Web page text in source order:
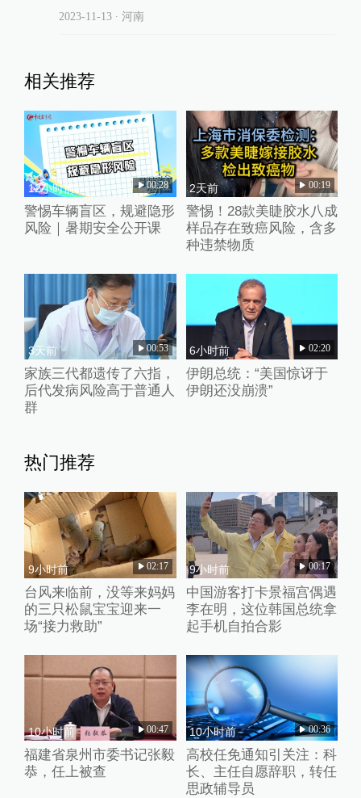
2023-11-13∙ 河南
相关推荐
12小时前 00:28
警惕车辆盲区，规避隐形
风险｜暑期安全公开课
2天前 00:19
警惕！28款美睫胶水八成
样品存在致癌风险，含多
种违禁物质
3天前 00:53
家族三代都遗传了六指，
后代发病风险高于普通人
群
6小时前 02:20
伊朗总统：“美国惊讶于
伊朗还没崩溃”
热门推荐
9小时前 02:17
台风来临前，没等来妈妈
的三只松鼠宝宝迎来一
场“接力救助”
9小时前 00:17
中国游客打卡景福宫偶遇
李在明，这位韩国总统拿
起手机自拍合影
10小时前 00:47
福建省泉州市委书记张毅
恭，任上被查
10小时前 00:36
高校任免通知引关注：科
长、主任自愿辞职，转任
思政辅导员